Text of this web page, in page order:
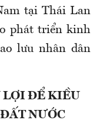
tại Thái Lan
phát triển kinh
lưu nhân dân
LỢI ĐỂ KIỀU
NƯỚC